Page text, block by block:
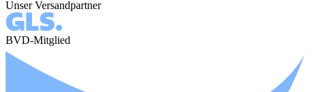
Unser Versandpartner
BVD-Mitglied